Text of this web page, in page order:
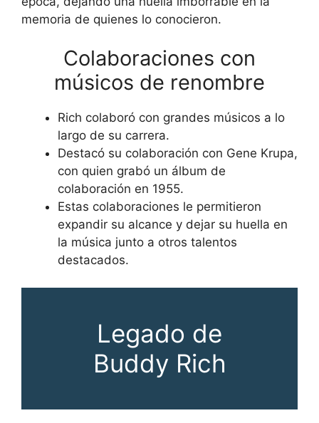
memoria de quienes lo conocieron.
Colaboraciones con
músicos de renombre
Rich colaboró con grandes músicos a lo
largo de su carrera.
Destacó su colaboración con Gene Krupa,
con quien grabó un álbum de
colaboración en 1955.
Estas colaboraciones le permitieron
expandir su alcance y dejar su huella en
la música junto a otros talentos
destacados.
Legado de
Buddy Rich